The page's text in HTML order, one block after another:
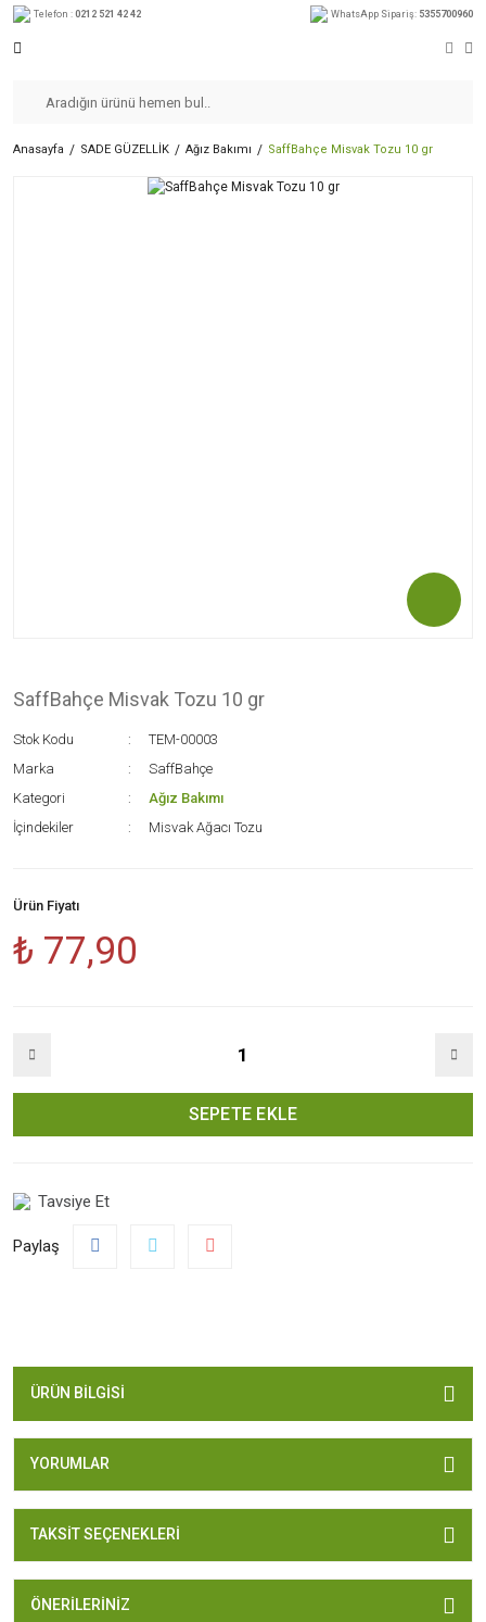
Telefon : 0212 521 42 42 WhatsApp Sipariş: 5355700960
Anasayfa SADE GÜZELLİK Ağız Bakımı SaffBahçe Misvak Tozu 10 gr
SaffBahçe Misvak Tozu 10 gr
Stok Kodu
TEM-00003
Marka
SaffBahçe
Kategori
Ağız Bakımı
İçindekiler
Misvak Ağacı Tozu
Ürün Fiyatı
₺ 77,90
SEPETE EKLE
Tavsiye Et
Paylaş
ÜRÜN BILGISI
YORUMLAR
TAKSIT SEÇENEKLERI
ÖNERILERINIZ